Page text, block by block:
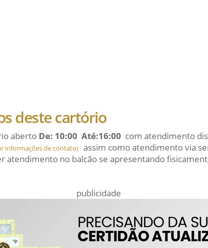
deste cartório
aberto De: 10:00 Até:16:00 com atendimento
informações de contato) assim como atendimento via
atendimento no balcão se apresentando
publicidade